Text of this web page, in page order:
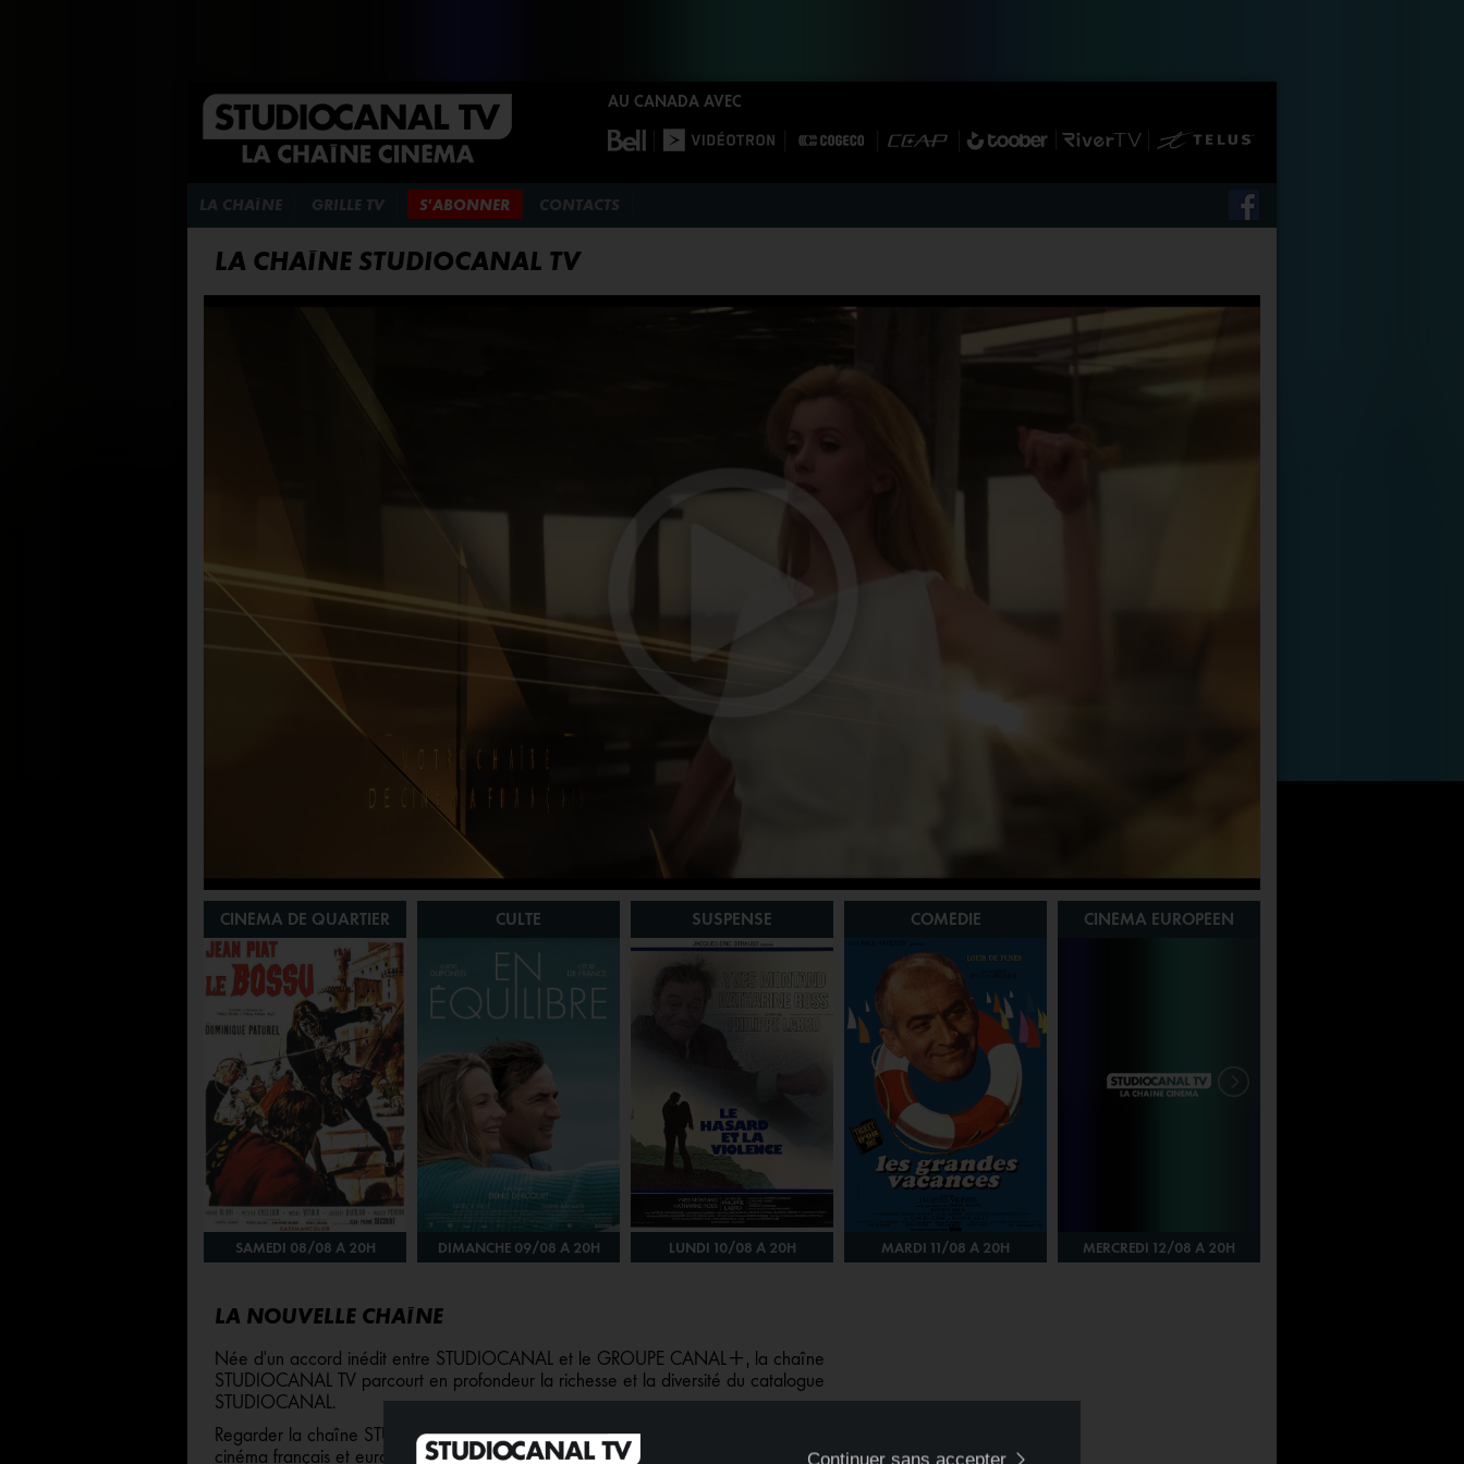
AU CANADA AVEC
LA CHAÎNE GRILLE TV S'ABONNER CONTACTS
LA CHAÎNE STUDIOCANAL TV
CINÉMA DE QUARTIER
SAMEDI 08/08 À 20H
CULTE
DIMANCHE 09/08 À 20H
SUSPENSE
LUNDI 10/08 À 20H
COMÉDIE
MARDI 11/08 À 20H
CINÉMA EUROPÉEN
MERCREDI 12/08 À 20H
LA NOUVELLE CHAÎNE
Née d'un accord inédit entre STUDIOCANAL et le GROUPE CANAL+, la chaîne
STUDIOCANAL TV parcourt en profondeur la richesse et la diversité du catalogue
STUDIOCANAL.
Regarder la chaîne STUDIOCANAL TV, c'est la certitude de côtoyer les grands noms du
cinéma français et européen qui ont écrit les riches heures du cinéma. De Melville à Ozon,Continuer sans accepter